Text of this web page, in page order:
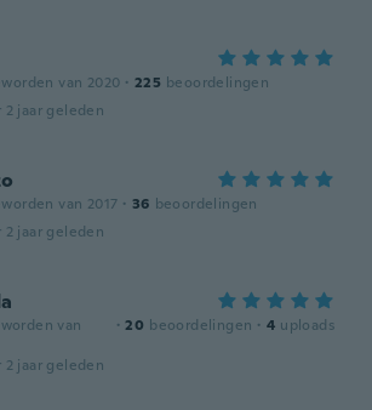
van 2020 · 225 beoordelingen
2 jaar geleden
van 2017 · 36 beoordelingen
2 jaar geleden
van
· 20 beoordelingen · 4 uploads
2 jaar geleden